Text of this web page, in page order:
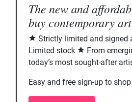
The new and
buy contemporary art
Strictly limited and signed
Limited stock
From
today’s most sought-after
Easy and free sign-up to